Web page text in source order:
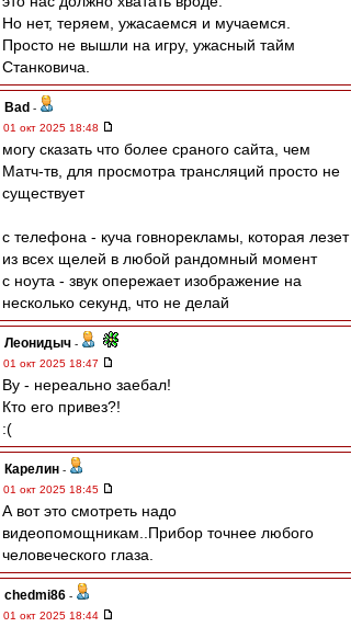
Но нет, теряем, ужасаемся и мучаемся.
Просто не вышли на игру, ужасный тайм
Станковича.
Bad -
01 окт 2025 18:48
могу сказать что более сраного сайта, чем
Матч-тв, для просмотра трансляций просто не
существует
с телефона - куча говнорекламы, которая лезет
из всех щелей в любой рандомный момент
с ноута - звук опережает изображение на
несколько секунд, что не делай
Леонидыч -
01 окт 2025 18:47
Ву - нереально заебал!
Кто его привез?!
:(
Карелин -
01 окт 2025 18:45
А вот это смотреть надо
видеопомощникам..Прибор точнее любого
человеческого глаза.
chedmi86 -
01 окт 2025 18:44